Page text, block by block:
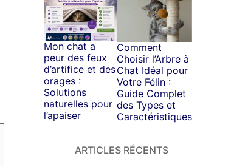
Mon chat a
peur des feux
d’artifice et des
orages :
Solutions
naturelles pour
l’apaiser
Comment
Choisir l’Arbre à
Chat Idéal pour
Votre Félin :
Guide Complet
des Types et
Caractéristiques
ARTICLES RÉCENTS